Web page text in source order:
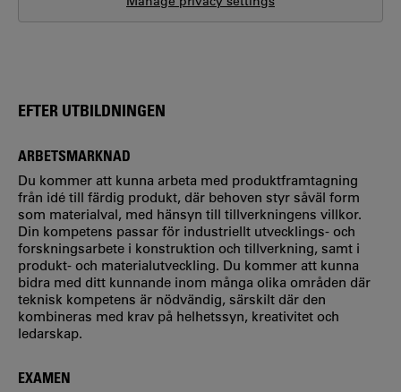
EFTER UTBILDNINGEN
ARBETSMARKNAD
Du kommer att kunna arbeta med produktframtagning
från idé till färdig produkt, där behoven styr såväl form
som materialval, med hänsyn till tillverkningens villkor.
Din kompetens passar för industriellt utvecklings- och
forskningsarbete i konstruktion och tillverkning, samt i
produkt- och materialutveckling. Du kommer att kunna
bidra med ditt kunnande inom många olika områden där
teknisk kompetens är nödvändig, särskilt där den
kombineras med krav på helhetssyn, kreativitet och
ledarskap.
EXAMEN